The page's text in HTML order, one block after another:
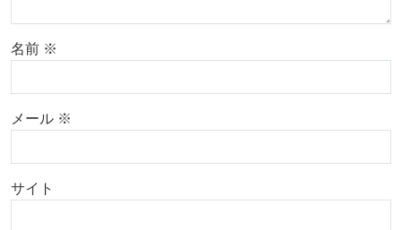
名前 ※
メール ※
サイト